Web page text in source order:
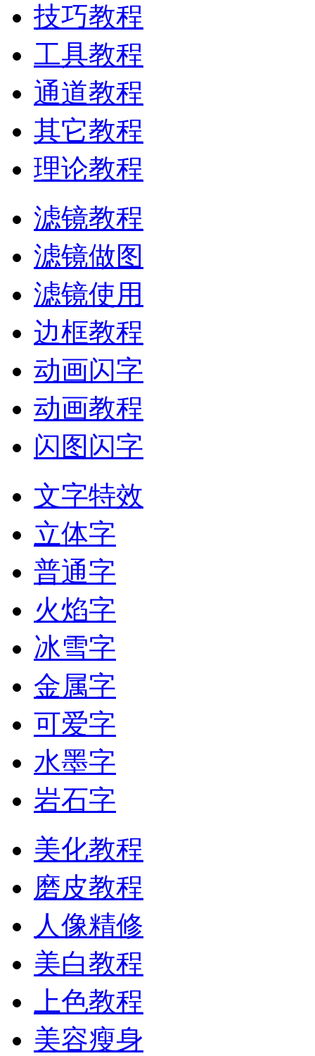
技巧教程
工具教程
通道教程
其它教程
理论教程
滤镜教程
滤镜做图
滤镜使用
边框教程
动画闪字
动画教程
闪图闪字
文字特效
立体字
普通字
火焰字
冰雪字
金属字
可爱字
水墨字
岩石字
美化教程
磨皮教程
人像精修
美白教程
上色教程
美容瘦身